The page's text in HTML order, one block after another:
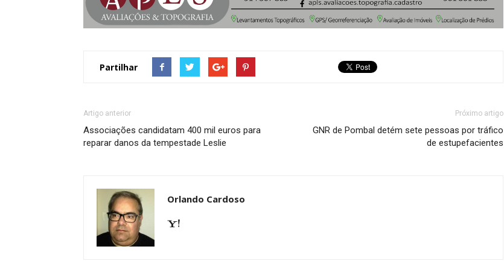
Partilhar
Artigo anterior
Associações candidatam 400 mil euros para
reparar danos da tempestade Leslie
Próximo artigo
GNR de Pombal detém sete pessoas por tráfico
de estupefacientes
Orlando Cardoso